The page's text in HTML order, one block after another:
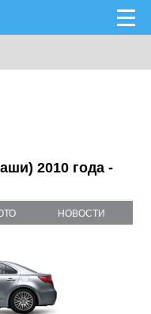
2010 года -
НОВОСТИ